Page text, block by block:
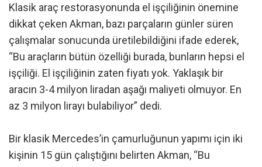
Klasik araç restorasyonunda el işçiliğinin önemine
dikkat çeken Akman, bazı parçaların günler süren
çalışmalar sonucunda üretilebildiğini ifade ederek,
“Bu araçların bütün özelliği burada, bunların hepsi el
işçiliği. El işçiliğinin zaten fiyatı yok. Yaklaşık bir
aracın 3-4 milyon liradan aşağı maliyeti olmuyor. En
az 3 milyon lirayı bulabiliyor” dedi.
Bir klasik Mercedes’in çamurluğunun yapımı için iki
kişinin 15 gün çalıştığını belirten Akman, “Bu